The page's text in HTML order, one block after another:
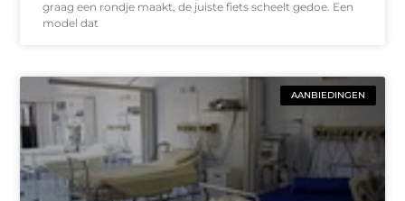
graag een rondje maakt, de juiste fiets scheelt gedoe. Een
model dat
AANBIEDINGEN